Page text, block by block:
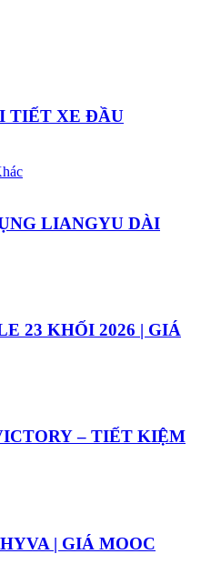
TIẾT XE ĐẦU
LIANGYU DÀI
23 KHỐI 2026 | GIÁ
– TIẾT KIỆM
| GIÁ MOOC